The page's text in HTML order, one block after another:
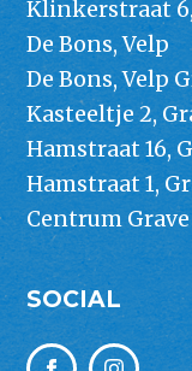
Klinkerstraat
De Bons, Velp
De Bons, Velp
Kasteeltje 2,
Hamstraat 16,
Hamstraat 1,
Centrum Grave
SOCIAL